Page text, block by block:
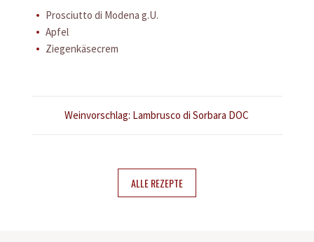
Konsortiums
Kontakte
Prosciutto di Modena g.U.
Apfel
Ziegenkäsecrem
Weinvorschlag: Lambrusco di Sorbara DOC
ALLE REZEPTE